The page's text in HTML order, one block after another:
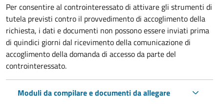
Per consentire al controinteressato di attivare gli strumenti di
tutela previsti contro il provvedimento di accoglimento della
richiesta, i dati e documenti non possono essere inviati prima
di quindici giorni dal ricevimento della comunicazione di
accoglimento della domanda di accesso da parte del
controinteressato.
Moduli da compilare e documenti da allegare